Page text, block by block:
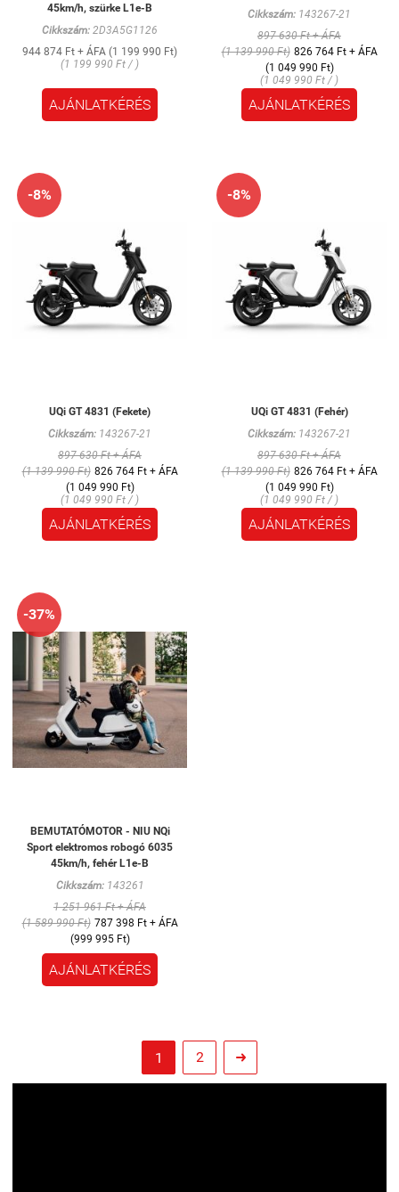
45km/h, szürke L1e-B
Cikkszám: 2D3A5G1126
944 874 Ft + ÁFA (1 199 990 Ft)
(1 199 990 Ft / )
AJÁNLATKÉRÉS
Cikkszám: 143267-21
897 630 Ft + ÁFA
(1 139 990 Ft) 826 764 Ft + ÁFA
(1 049 990 Ft)
(1 049 990 Ft / )
AJÁNLATKÉRÉS
-8%
UQi GT 4831 (Fekete)
Cikkszám: 143267-21
897 630 Ft + ÁFA
(1 139 990 Ft) 826 764 Ft + ÁFA
(1 049 990 Ft)
(1 049 990 Ft / )
AJÁNLATKÉRÉS
-8%
UQi GT 4831 (Fehér)
Cikkszám: 143267-21
897 630 Ft + ÁFA
(1 139 990 Ft) 826 764 Ft + ÁFA
(1 049 990 Ft)
(1 049 990 Ft / )
AJÁNLATKÉRÉS
-37%
BEMUTATÓMOTOR - NIU NQi
Sport elektromos robogó 6035
45km/h, fehér L1e-B
Cikkszám:143261
1 251 961 Ft + ÁFA
(1 589 990 Ft) 787 398 Ft + ÁFA
(999 995 Ft)
AJÁNLATKÉRÉS
1 2 